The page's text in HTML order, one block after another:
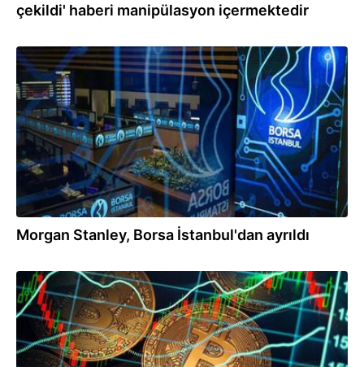
çekildi' haberi manipülasyon içermektedir
19.03.2025
Morgan Stanley, Borsa İstanbul'dan ayrıldı
11.03.2025